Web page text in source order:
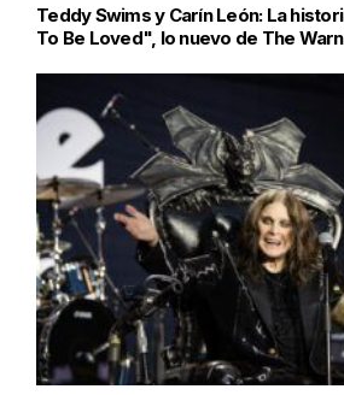
Teddy Swims y Carín León: La
To Be Loved", lo nuevo de The